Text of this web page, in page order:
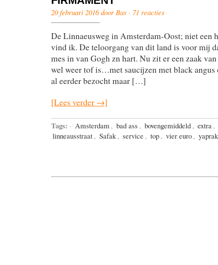
20 februari 2016 door Bas · 71 reacties
De Linnaeusweg in Amsterdam-Oost; niet een
vind ik. De teloorgang van dit land is voor mij
mes in van Gogh zn hart. Nu zit er een zaak
wel weer tof is…met saucijzen met black angus
al eerder bezocht maar […]
[Lees verder →]
Tags: · Amsterdam , bad ass , bovengemiddeld , extra ,
linneausstraat , Safak , service , top , vier euro , yaprak